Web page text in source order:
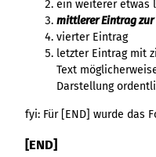
ein weiterer etwas
mittlerer Eintrag
vierter Eintrag
letzter Eintrag mit
Text
Darstellung
fyi: Für [END] wurde das
[END]